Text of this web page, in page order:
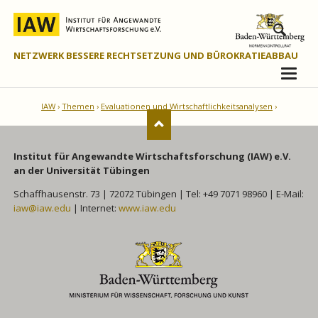
NETZWERK BESSERE RECHTSETZUNG UND BÜROKRATIEABBAU
IAW Themen Evaluationen und Wirtschaftlichkeitsanalysen
Institut für Angewandte Wirtschaftsforschung (IAW) e.V.
an der Universität Tübingen
Schaffhausenstr. 73 | 72072 Tübingen | Tel: +49 7071 98960 | E-Mail:
iaw@iaw.edu | Internet: www.iaw.edu